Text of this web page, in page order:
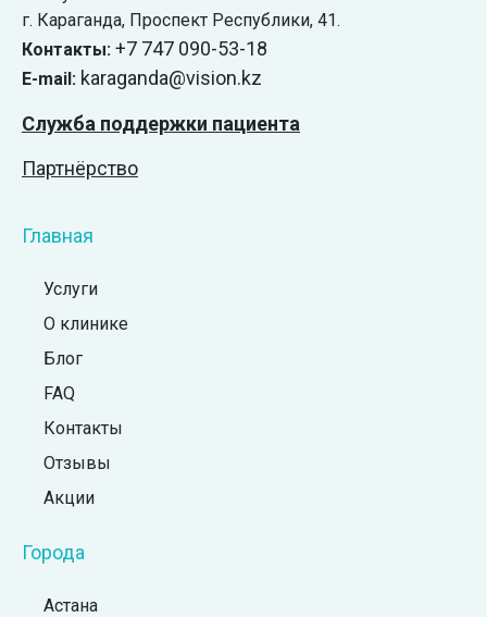
г. Караганда, ​Проспект Республики, 41.
Контакты: +7 747 090-53-18
E-mail: karaganda@vision.kz
Служба поддержки пациента
Партнёрство
Главная
Услуги
О клинике
Блог
FAQ
Контакты
Отзывы
Акции
Города
Астана